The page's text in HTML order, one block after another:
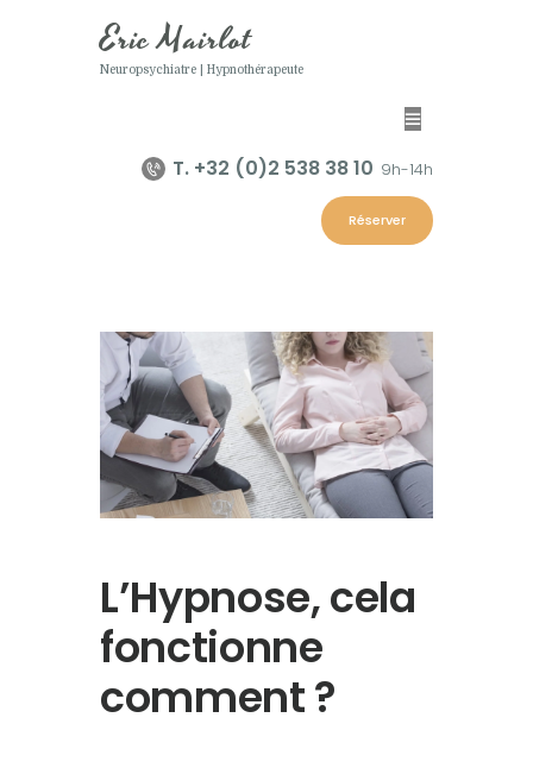
Eric Mairlot
Neuropsychiatre | Hypnothérapeute
T. +32 (0)2 538 38 10 9h-14h
Réserver
Eric Mairlot
Home
Contacts
L’Hypnose, cela
fonctionne
comment ?